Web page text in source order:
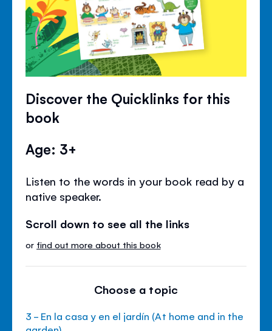
Discover the Quicklinks for this
book
Age: 3+
Listen to the words in your book read by a
native speaker.
Scroll down to see all the links
or find out more about this book
Choose a topic
3 - En la casa y en el jardín (At home and in the